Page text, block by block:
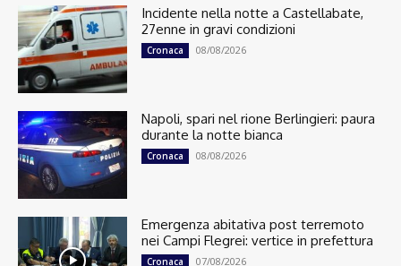
Incidente nella notte a Castellabate,
27enne in gravi condizioni
Cronaca 08/08/2026
Napoli, spari nel rione Berlingieri: paura
durante la notte bianca
Cronaca 08/08/2026
Emergenza abitativa post terremoto
nei Campi Flegrei: vertice in prefettura
Cronaca 07/08/2026